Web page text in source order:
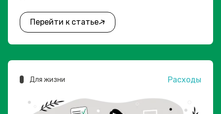
Перейти к статье
Для жизни Расходы